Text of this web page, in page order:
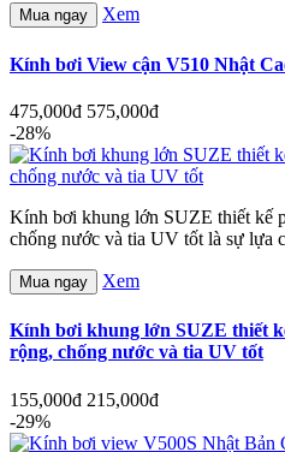
Mua ngay Xem
Kính bơi View cận V510 Nhật
475,000đ 575,000đ
-28%
Kính bơi khung lớn SUZE thiết kế
chống nước và tia UV tốt là sự lựa
Mua ngay Xem
Kính bơi khung lớn SUZE thiết
rộng, chống nước và tia UV tốt
155,000đ 215,000đ
-29%